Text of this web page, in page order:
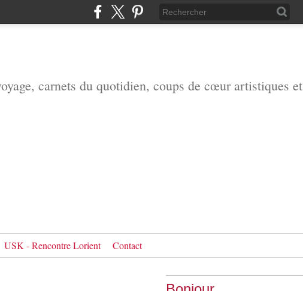
carnets du quotidien, coups de cœur artistiques et
USK - Rencontre Lorient Contact